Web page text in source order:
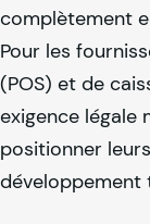
complètement
Pour les
(POS) et de
exigence légale
positionner
développement